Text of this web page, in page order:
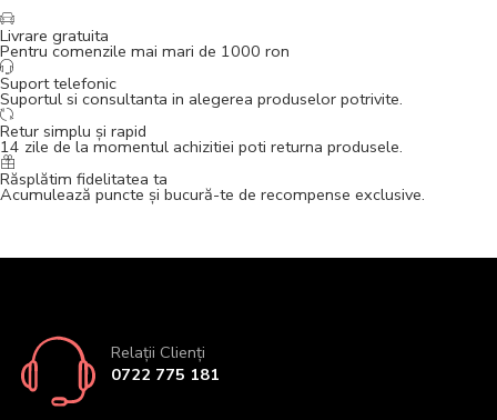
Livrare gratuita
Pentru comenzile mai mari de 1000 ron
Suport telefonic
Suportul si consultanta in alegerea produselor potrivite.
Retur simplu și rapid
14 zile de la momentul achizitiei poti returna produsele.
Răsplătim fidelitatea ta
Acumulează puncte și bucură-te de recompense exclusive.
Relații Clienți
0722 775 181